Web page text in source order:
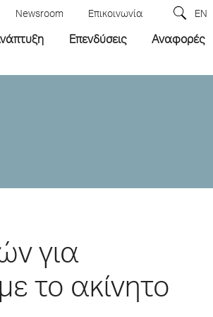
Newsroom Επικοινωνία EN
Επενδύσεις Αναφορές
για
το ακίνητο